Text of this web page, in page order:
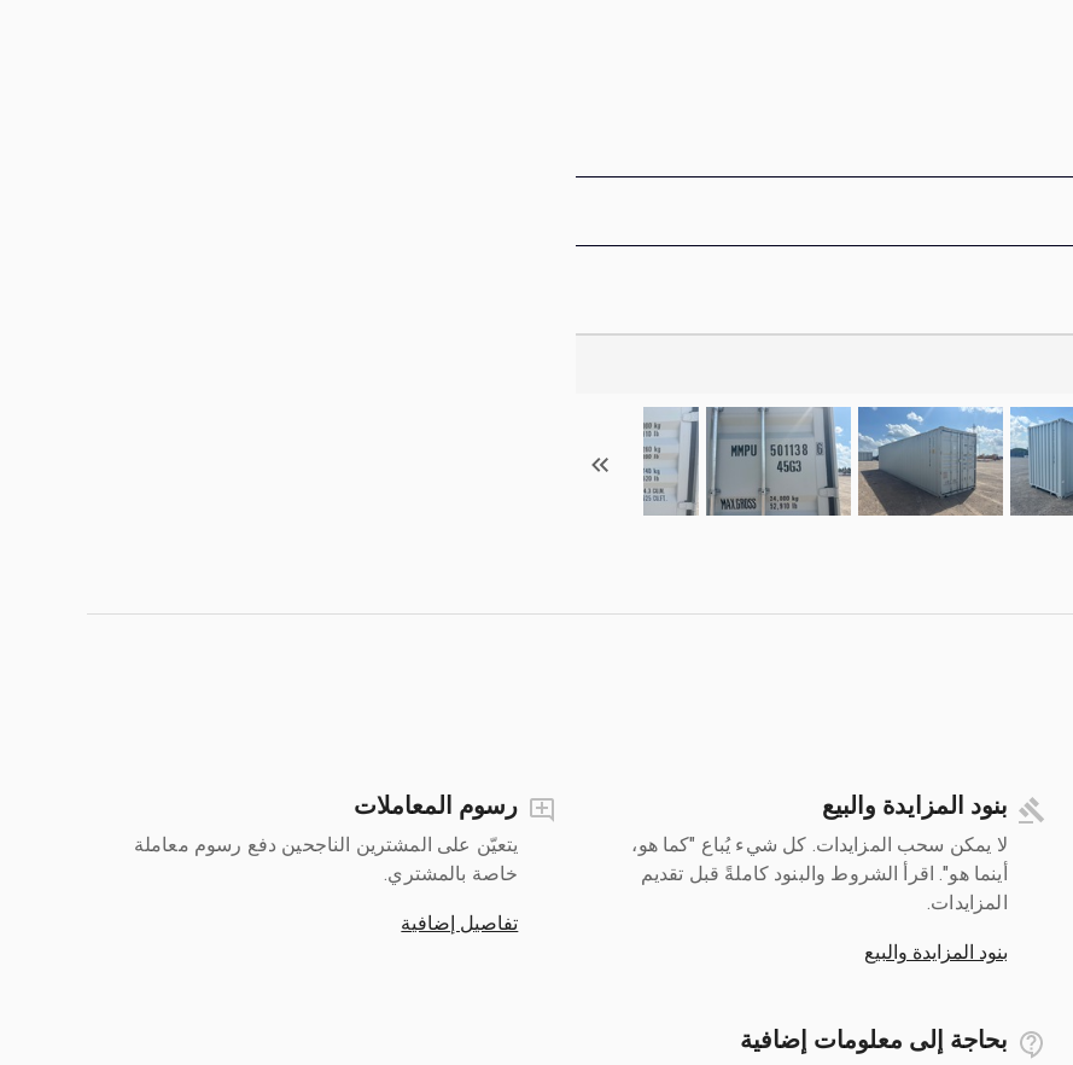
بنود المزايدة والبيع
لا يمكن سحب المزايدات. كل شيء يُباع "كما هو،
أينما هو". اقرأ الشروط والبنود كاملةً قبل تقديم
المزايدات.
بنود المزايدة والبيع
رسوم المعاملات
يتعيّن على المشترين الناجحين دفع رسوم معاملة
خاصة بالمشتري.
تفاصيل إضافية
بحاجة إلى معلومات إضافية